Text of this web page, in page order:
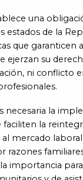
una
estados de la
que garanticen
ejerzan su
ni conflicto
necesaria la
faciliten la
mercado
razones
importancia